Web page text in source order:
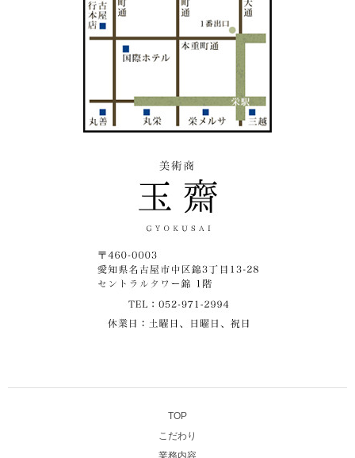
TOP
こだわり
業務内容